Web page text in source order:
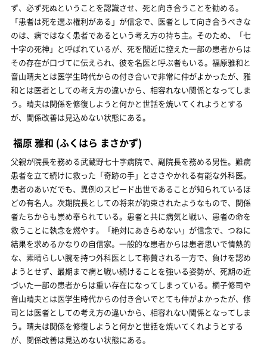
ず、必ず死ぬということを認識させ、死と向き合うことを勧める。
「患者は死を選ぶ権利がある」が信念で、医者として向き合うべきな
のは、病ではなく患者であるという考え方の持ち主。そのため、「七
十字の死神」と呼ばれているが、死を間近に控えた一部の患者からは
その存在が口づてに伝えられ、彼を名医と呼ぶ者もいる。福原雅和と
音山晴夫とは医学生時代からの付き合いで非常に仲がよかったが、雅
和とは医者としての考え方の違いから、相容れない関係となってしま
う。晴夫は関係を修復しようと何かと世話を焼いてくれようとする
が、関係改善は見込めない状態にある。
福原 雅和 (ふくはら まさかず)
父親が院長を務める武蔵野七十字病院で、副院長を務める男性。難病
患者を立て続けに救った「奇跡の手」とささやかれる有能な外科医。
患者のあいだでも、異例のスピード出世であることが知られているほ
どの有名人。次期院長としての将来が約束されたようなもので、関係
者たちからも崇め奉られている。患者と共に病気と戦い、患者の命を
救うことに執念を燃やす。「絶対にあきらめない」が信念で、つねに
結果を求めるかなりの自信家。一般的な患者からは患者思いで情熱的
な、素晴らしい腕を持つ外科医として称賛される一方で、負けを認め
ようとせず、最期まで病と戦い続けることを強いる姿勢が、死期の近
づいた一部の患者からは重い存在になってしまっている。桐子修司や
音山晴夫とは医学生時代からの付き合いでとても仲がよかったが、修
司とは医者としての考え方の違いから、相容れない関係となってしま
う。晴夫は関係を修復しようと何かと世話を焼いてくれようとする
が、関係改善は見込めない状態にある。